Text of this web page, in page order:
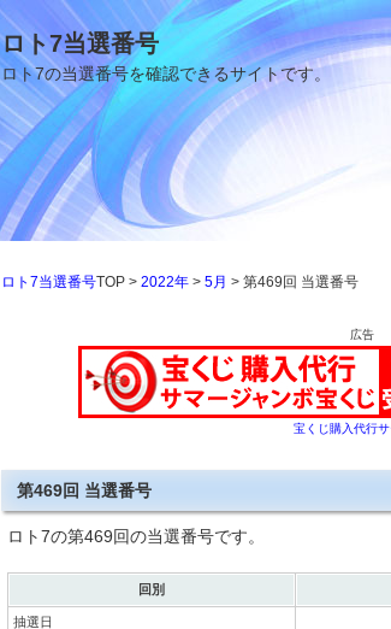
ロト7当選番号
ロト7の当選番号を確認できるサイトです。
ロト7当選番号TOP > 2022年 > 5月 > 第469回 当選番号
広告
宝くじ購入代行サ
第469回 当選番号
ロト7の第469回の当選番号です。
回別
抽選日